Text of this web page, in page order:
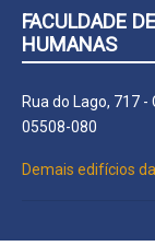
FACULDADE
HUMANAS
Rua do Lago, 717 -
05508-080
Demais edifícios da